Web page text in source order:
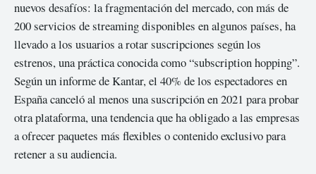
nuevos desafíos: la fragmentación del mercado, con más de
200 servicios de streaming disponibles en algunos países, ha
llevado a los usuarios a rotar suscripciones según los
estrenos, una práctica conocida como “subscription hopping”.
Según un informe de Kantar, el 40% de los espectadores en
España canceló al menos una suscripción en 2021 para probar
otra plataforma, una tendencia que ha obligado a las empresas
a ofrecer paquetes más flexibles o contenido exclusivo para
retener a su audiencia.